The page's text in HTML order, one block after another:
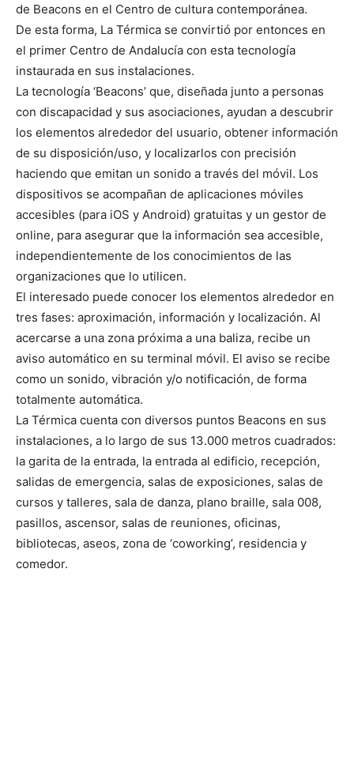
de Beacons en el Centro de cultura contemporánea.
De esta forma, La Térmica se convirtió por entonces en
el primer Centro de Andalucía con esta tecnología
instaurada en sus instalaciones.
La tecnología ‘Beacons’ que, diseñada junto a personas
con discapacidad y sus asociaciones, ayudan a descubrir
los elementos alrededor del usuario, obtener información
de su disposición/uso, y localizarlos con precisión
haciendo que emitan un sonido a través del móvil. Los
dispositivos se acompañan de aplicaciones móviles
accesibles (para iOS y Android) gratuitas y un gestor de
online, para asegurar que la información sea accesible,
independientemente de los conocimientos de las
organizaciones que lo utilicen.
El interesado puede conocer los elementos alrededor en
tres fases: aproximación, información y localización. Al
acercarse a una zona próxima a una baliza, recibe un
aviso automático en su terminal móvil. El aviso se recibe
como un sonido, vibración y/o notificación, de forma
totalmente automática.
La Térmica cuenta con diversos puntos Beacons en sus
instalaciones, a lo largo de sus 13.000 metros cuadrados:
la garita de la entrada, la entrada al edificio, recepción,
salidas de emergencia, salas de exposiciones, salas de
cursos y talleres, sala de danza, plano braille, sala 008,
pasillos, ascensor, salas de reuniones, oficinas,
bibliotecas, aseos, zona de ‘coworking’, residencia y
comedor.